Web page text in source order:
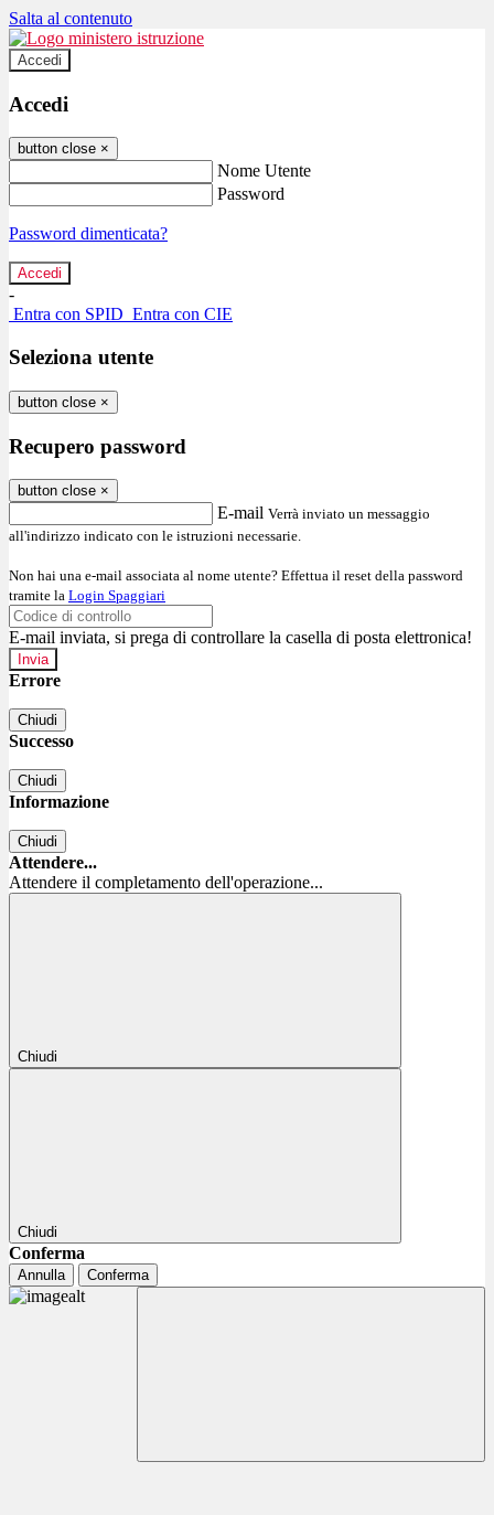
Salta al contenuto
Accedi
Accedi
button close ×
Nome Utente
Password
Password dimenticata?
-
Entra con SPID Entra con CIE
Seleziona utente
button close ×
Recupero password
button close ×
E-mail Verrà inviato un messaggio
all'indirizzo indicato con le istruzioni necessarie.
Non hai una e-mail associata al nome utente? Effettua il reset della password
tramite la Login Spaggiari
E-mail inviata, si prega di controllare la casella di posta elettronica!
Errore
Chiudi
Successo
Chiudi
Informazione
Chiudi
Attendere...
Attendere il completamento dell'operazione...
Chiudi
Chiudi
Conferma
Annulla Conferma